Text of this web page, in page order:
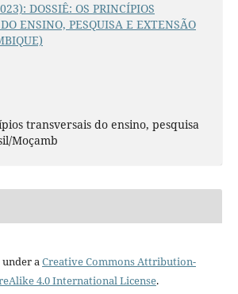
DOSSIÊ: OS PRINCÍPIOS
ENSINO, PESQUISA E EXTENSÃO
transversais do ensino, pesquisa
Moçamb
a Creative Commons Attribution-
4.0 International License.